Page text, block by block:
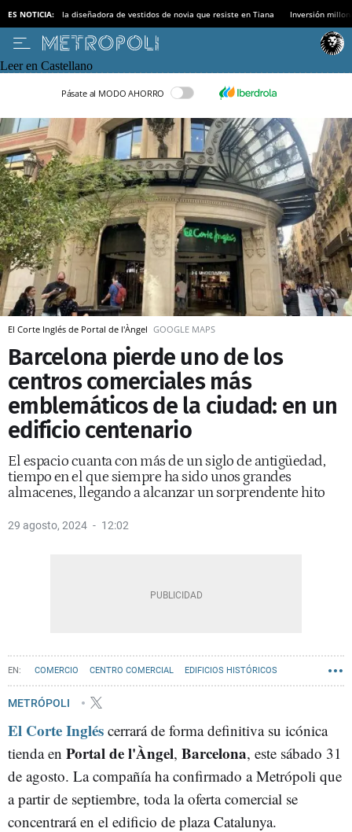
ES NOTICIA: la diseñadora de vestidos de novia que resiste en Tiana Inversión
Leer en Castellano
Pásate al MODO AHORRO
El Corte Inglés de Portal de l'Àngel GOOGLE MAPS
Barcelona pierde uno de los
centros comerciales más
emblemáticos de la ciudad: en un
edificio centenario
El espacio cuanta con más de un siglo de antigüedad,
tiempo en el que siempre ha sido unos grandes
almacenes, llegando a alcanzar un sorprendente hito
29 agosto, 2024 12:02
COMERCIO CENTRO COMERCIAL EDIFICIOS HISTÓRICOS
METRÓPOLI
El Corte Inglés cerrará de forma definitiva su icónica
tienda en Portal de l'Àngel, Barcelona, este sábado 31
de agosto. La compañía ha confirmado a Metrópoli que
a partir de septiembre, toda la oferta comercial se
concentrará en el edificio de plaza Catalunya.